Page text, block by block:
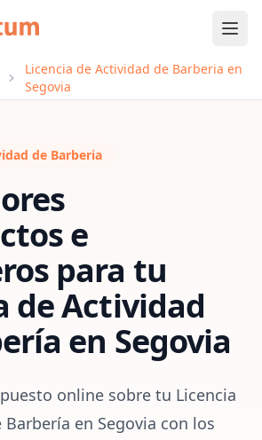
Licencia de Actividad de Barberia en
Segovia
de Barberia
e
para tu
de Actividad
en Segovia
online sobre tu Licencia
en Segovia con los